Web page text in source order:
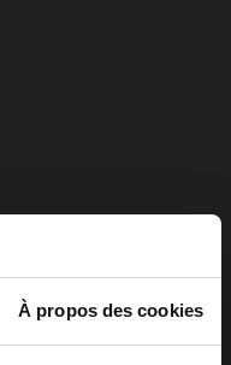
À propos des cookies